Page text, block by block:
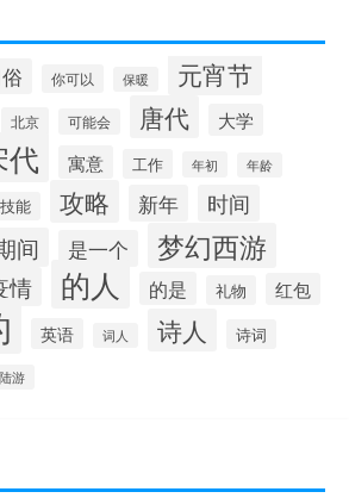
你可以 保暖 元宵节
北京 可能会 唐代
大学
代 寓意 工作 年初 年龄
技能 攻略 新年 时间
间 是一个 梦幻西游
情 的人 的是 礼物 红包
英语 词人 诗人 诗词
陆游